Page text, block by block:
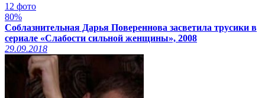
12 фото
80%
Соблазнительная Дарья Повереннова засветила трусики в
сериале «Слабости сильной женщины», 2008
29.09.2018